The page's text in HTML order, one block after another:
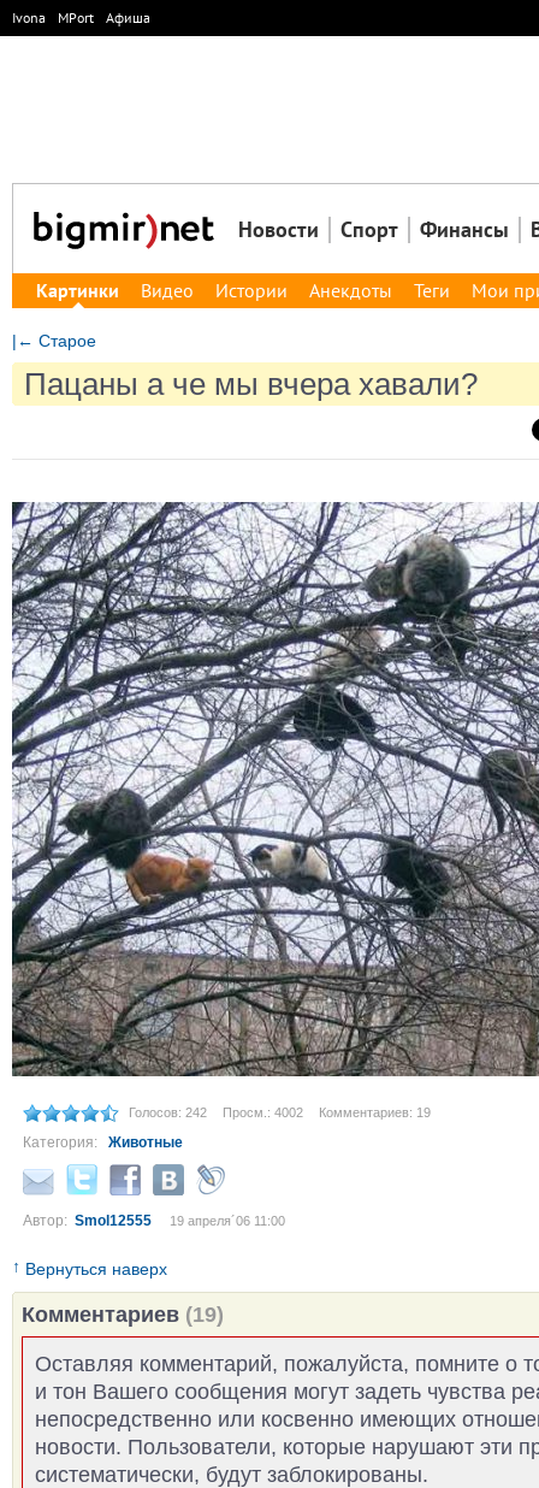
Ivona MPort Афиша
Новости Спорт Финансы
Картинки Видео Истории Анекдоты Теги Мои
|← Старое
Пацаны а че мы вчера хавали?
Голосов: 242 Просм.: 4002 Комментариев: 19
Категория: Животные
Автор: Smol12555 19 апреля´06 11:00
↑ Вернуться наверх
Комментариев (19)
Оставляя комментарий, пожалуйста, помните о
и тон Вашего сообщения могут задеть чувства
непосредственно или косвенно имеющих
новости. Пользователи, которые нарушают эти
систематически, будут заблокированы.